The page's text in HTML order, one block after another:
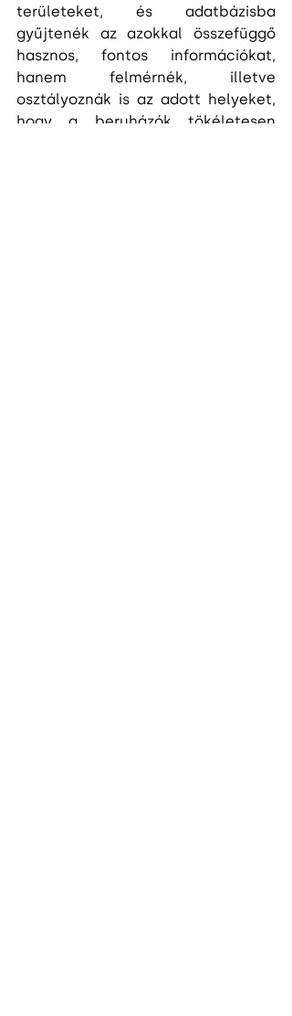
területeket, és adatbázisba
gyűjtenék az azokkal összefüggő
hasznos, fontos információkat,
hanem felmérnék, illetve
osztályoznák is az adott helyeket,
hogy a beruházók tökéletesen